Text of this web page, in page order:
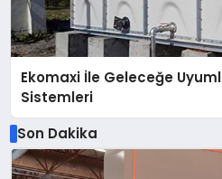
Ekomaxi İle Geleceğe
Sistemleri
Son Dakika